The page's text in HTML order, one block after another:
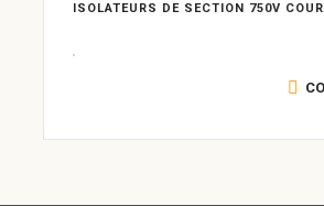
ISOLATEURS DE SECTION 750V